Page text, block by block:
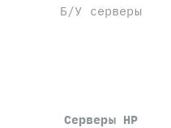
Б/У серверы
Серверы HP